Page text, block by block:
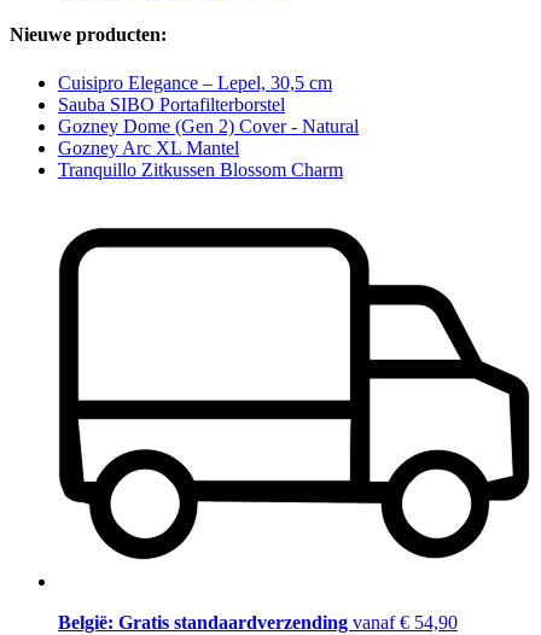
Nieuwe producten:
Cuisipro Elegance – Lepel, 30,5 cm
Sauba SIBO Portafilterborstel
Gozney Dome (Gen 2) Cover - Natural
Gozney Arc XL Mantel
Tranquillo Zitkussen Blossom Charm
België: Gratis standaardverzending vanaf € 54,90